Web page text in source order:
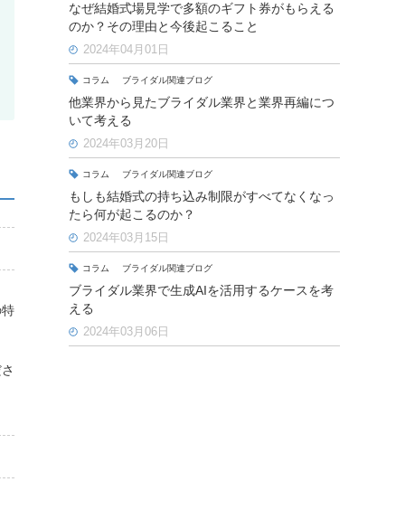
なぜ結婚式場見学で多額のギフト券がもらえる
のか？その理由と今後起こること
2024年04月01日
コラム ブライダル関連ブログ
他業界から見たブライダル業界と業界再編につ
いて考える
2024年03月20日
コラム ブライダル関連ブログ
もしも結婚式の持ち込み制限がすべてなくなっ
たら何が起こるのか？
2024年03月15日
コラム ブライダル関連ブログ
ブライダル業界で生成AIを活用するケースを考
える
2024年03月06日